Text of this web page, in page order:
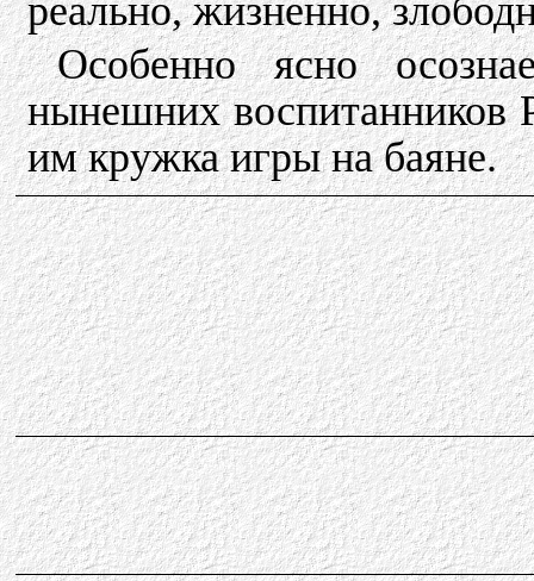
реально, жизненно,
Особенно ясно
нынешних воспитанников
им кружка игры на баяне.